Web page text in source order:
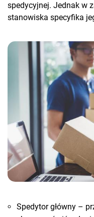
spedycyjnej. Jednak w
stanowiska specyfika
Spedytor główny –